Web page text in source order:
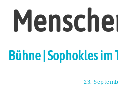
Bühne | Sophokles
23.